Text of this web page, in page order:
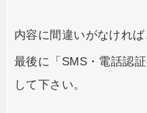
内容に間違いがなければ
最後に「SMS・電話認
して下さい。